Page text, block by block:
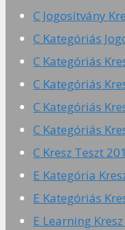
C Jogosítvány
C Kategóriás
C Kategóriás
C Kategóriás
C Kategóriás
C Kategóriás
C Kresz Teszt
E Kategória
E Kategóriás
E Learning